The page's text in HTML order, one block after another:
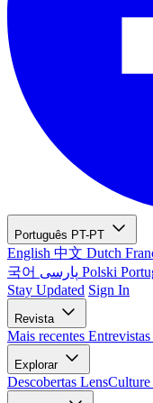
Português PT-PT
English 中文 Dutch
국어
Polski
Stay Updated Sign In
Revista
Mais recentes Entrevistas
Explorar
Descobertas LensCulture